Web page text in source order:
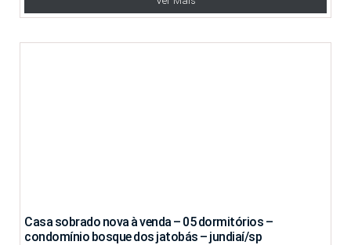
Casa sobrado nova à venda – 05 dormitórios –
condomínio bosque dos jatobás – jundiaí/sp